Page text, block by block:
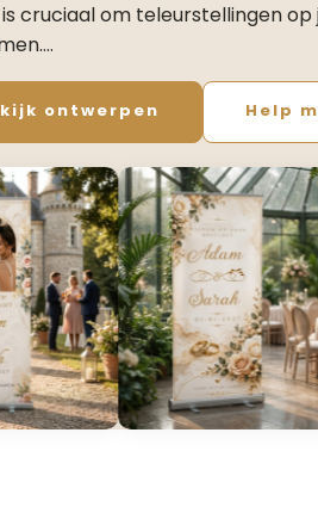
cruciaal om teleurstellingen
ontwerpen Help